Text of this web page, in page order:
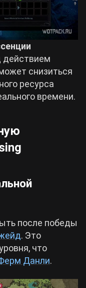
действием
снизиться
ресурса
времени.
после победы
. Это
что
Данли.